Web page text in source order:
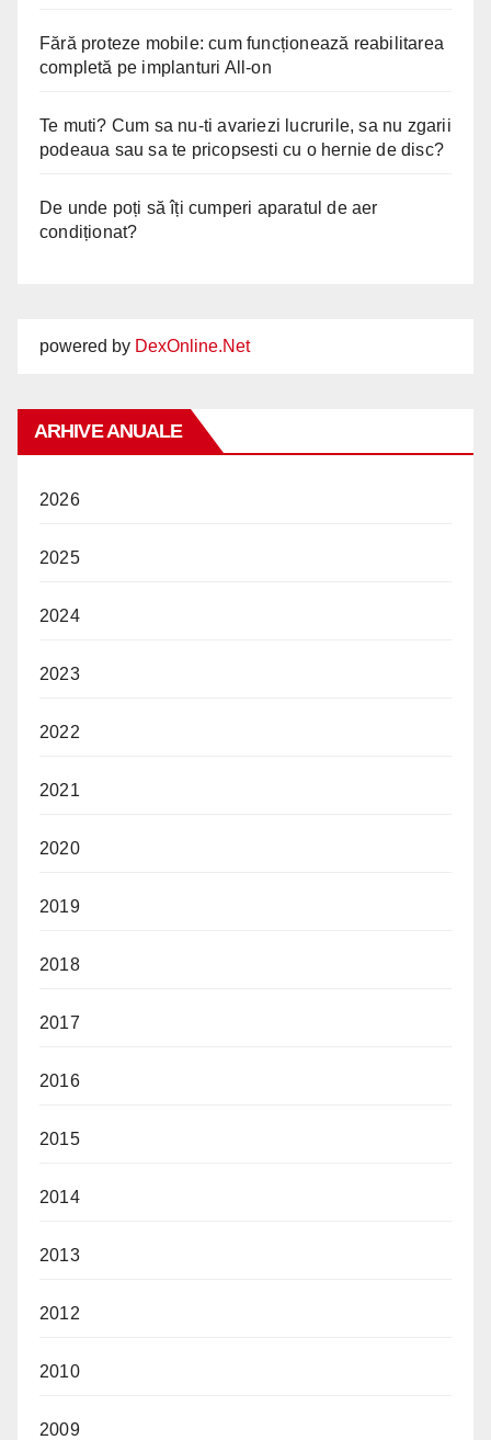
Fără proteze mobile: cum funcționează reabilitarea
completă pe implanturi All-on
Te muti? Cum sa nu-ti avariezi lucrurile, sa nu zgarii
podeaua sau sa te pricopsesti cu o hernie de disc?
De unde poți să îți cumperi aparatul de aer
condiționat?
powered by DexOnline.Net
ARHIVE ANUALE
2026
2025
2024
2023
2022
2021
2020
2019
2018
2017
2016
2015
2014
2013
2012
2010
2009